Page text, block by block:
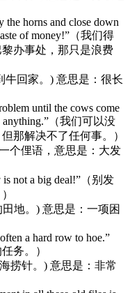
the horns and close down
of money!”（我们得
办事处，那只是浪费
牛回家。) 意思是：很长
until the cows come
anything.”（我们可以没
那解决不了任何事。）
个俚语，意思是：大发
is not a big deal!”（别发
地。) 意思是：一项困
a hard row to hoe.”
务。）
捞针。) 意思是：非常